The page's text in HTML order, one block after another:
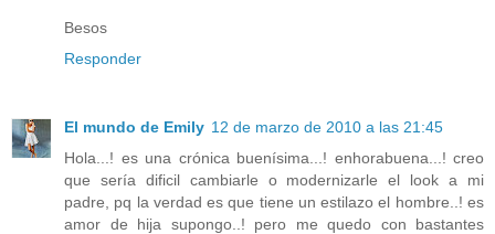
Besos
Responder
El mundo de Emily 12 de marzo de 2010 a las 21:45
Hola...! es una crónica buenísima...! enhorabuena...! creo
que sería dificil cambiarle o modernizarle el look a mi
padre, pq la verdad es que tiene un estilazo el hombre..! es
amor de hija supongo..! pero me quedo con bastantes